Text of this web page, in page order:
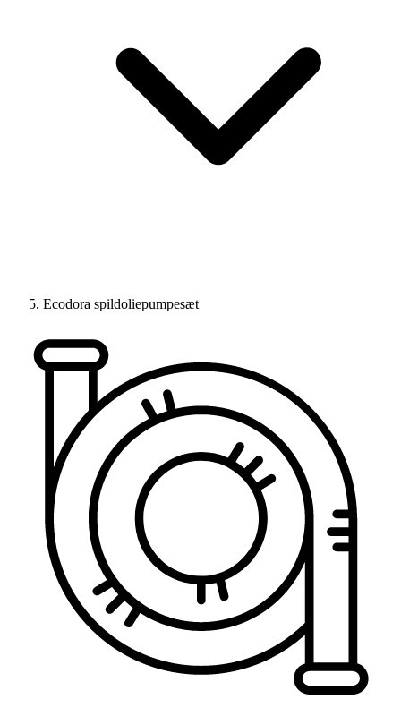
Ecodora spildoliepumpesæt